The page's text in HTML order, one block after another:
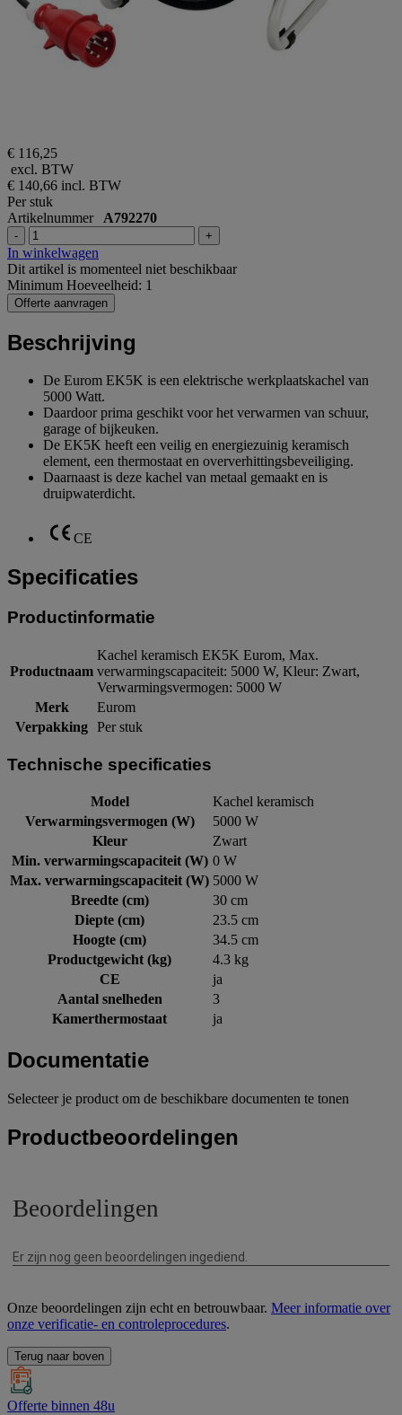
€ 116,25
excl. BTW
€ 140,66 incl. BTW
Per stuk
Artikelnummer A792270
- +
In winkelwagen
Dit artikel is momenteel niet beschikbaar
Minimum Hoeveelheid: 1
Offerte aanvragen
Beschrijving
De Eurom EK5K is een elektrische werkplaatskachel van
5000 Watt.
Daardoor prima geschikt voor het verwarmen van schuur,
garage of bijkeuken.
De EK5K heeft een veilig en energiezuinig keramisch
element, een thermostaat en oververhittingsbeveiliging.
Daarnaast is deze kachel van metaal gemaakt en is
druipwaterdicht.
CE
Specificaties
Productinformatie
Productnaam
Kachel keramisch EK5K Eurom, Max.
verwarmingscapaciteit: 5000 W, Kleur: Zwart,
Verwarmingsvermogen: 5000 W
Merk
Eurom
Verpakking Per stuk
Technische specificaties
Model
Kachel keramisch
Verwarmingsvermogen (W)
5000 W
Kleur
Zwart
Min. verwarmingscapaciteit (W) 0 W
Max. verwarmingscapaciteit (W) 5000 W
Breedte (cm)
30 cm
Diepte (cm)
23.5 cm
Hoogte (cm)
34.5 cm
Productgewicht (kg)
4.3 kg
CE
ja
Aantal snelheden
3
Kamerthermostaat
ja
Documentatie
Selecteer je product om de beschikbare documenten te tonen
Productbeoordelingen
Onze beoordelingen zijn echt en betrouwbaar. Meer informatie over
onze verificatie- en controleprocedures.
Terug naar boven
Offerte binnen 48u